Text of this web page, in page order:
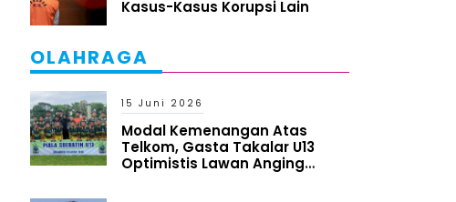
Kasus-Kasus Korupsi Lain
OLAHRAGA
15 Juni 2026
Modal Kemenangan Atas
Telkom, Gasta Takalar U13
Optimistis Lawan Anging